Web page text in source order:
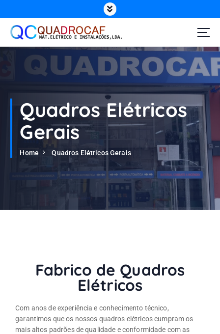
Quadros Elétricos
Gerais
Home Quadros Elétricos Gerais
Fabrico de Quadros
Elétricos
Com anos de experiência e conhecimento técnico,
garantimos que os nossos quadros elétricos cumpram os
mais altos padrões de qualidade e conformidade com as